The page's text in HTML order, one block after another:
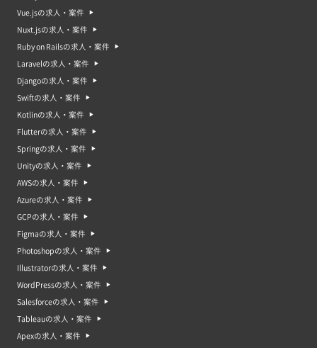
Vue.jsの求人・案件
Nuxt.jsの求人・案件
Ruby on Railsの求人・案件
Laravelの求人・案件
Djangoの求人・案件
Swiftの求人・案件
Kotlinの求人・案件
Flutterの求人・案件
Springの求人・案件
Unityの求人・案件
AWSの求人・案件
Azureの求人・案件
GCPの求人・案件
Figmaの求人・案件
Photoshopの求人・案件
Illustratorの求人・案件
WordPressの求人・案件
Salesforceの求人・案件
Tableauの求人・案件
Apexの求人・案件